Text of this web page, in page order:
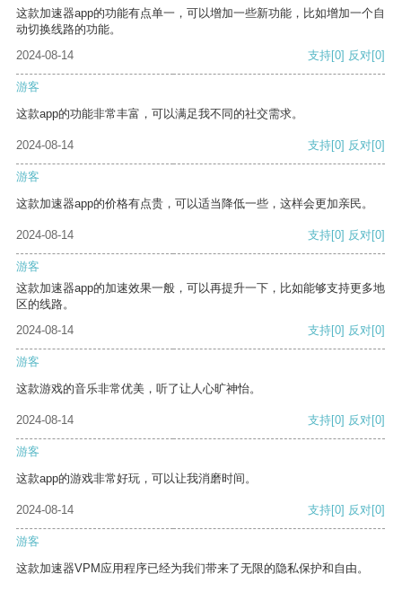
这款加速器app的功能有点单一，可以增加一些新功能，比如增加一个自
动切换线路的功能。
2024-08-14
支持[0] 反对[0]
游客
这款app的功能非常丰富，可以满足我不同的社交需求。
2024-08-14 支持[0] 反对[0]
游客
这款加速器app的价格有点贵，可以适当降低一些，这样会更加亲民。
2024-08-14 支持[0] 反对[0]
游客
这款加速器app的加速效果一般，可以再提升一下，比如能够支持更多地
区的线路。
2024-08-14
支持[0] 反对[0]
游客
这款游戏的音乐非常优美，听了让人心旷神怡。
2024-08-14 支持[0] 反对[0]
游客
这款app的游戏非常好玩，可以让我消磨时间。
2024-08-14 支持[0] 反对[0]
游客
这款加速器VPM应用程序已经为我们带来了无限的隐私保护和自由。